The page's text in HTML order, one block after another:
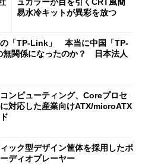
易水冷キットが異彩を放つ
「TP-Link」 本当に中国「TP-
無関係になったのか？ 日本法人
ンピューティング、Coreプロセ
対応した産業向けATX/microATX
ック型デザイン筐体を採用したポ
ディオプレーヤー